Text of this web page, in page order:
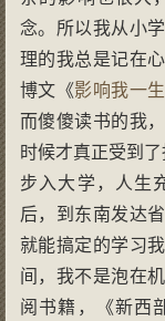
念。所以我从小
理的我总是记在
博文《影响我一生
而傻傻读书的我
时候才真正受到
步入大学，人生
后，到东南发达
就能搞定的学习
间，我不是泡在
阅书籍，《新西